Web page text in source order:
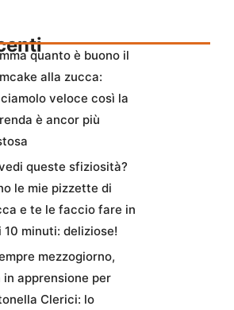
quanto è buono il
alla zucca:
veloce così la
è ancor più
queste sfiziosità?
le mie pizzette di
e te le faccio fare in
10 minuti: deliziose!
mezzogiorno,
in apprensione per
Clerici: lo